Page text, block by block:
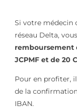
Si votre médecin
réseau Delta,
remboursement
JCPMF et de 20
Pour en profiter,
de la
IBAN.